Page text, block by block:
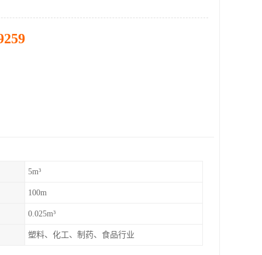
5m³
100m
0.025m³
塑料、化工、制药、食品行业